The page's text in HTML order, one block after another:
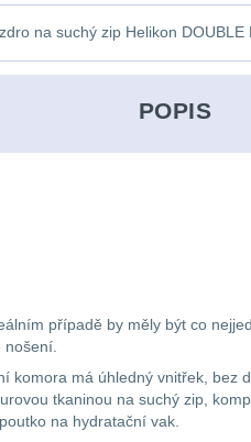
na suchý zip Helikon DOUBLE
POPIS
případě by měly být co
komora má úhledný vnitřek, bez
tkaninou na suchý zip,
na hydratační vak.